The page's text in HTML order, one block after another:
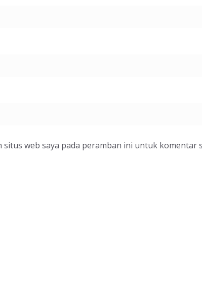
situs web saya pada peramban ini untuk komentar